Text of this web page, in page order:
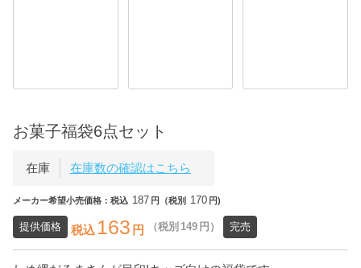
お菓子福袋6点セット
在庫 在庫数の確認はこちら
メーカー希望小売価格：税込 187 円（税別 170 円)
提供価格 税込 163 円 （税別 149 円） 完売